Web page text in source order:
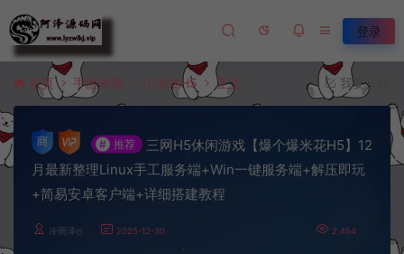
登录
首页 手游资源 小游戏H5 正文 我要投稿
# 推荐
三网H5休闲游戏【爆个爆米花H5】12
月最新整理Linux手工服务端+Win一键服务端+解压即玩
+简易安卓客户端+详细搭建教程
冷雨泽ღ 2025-12-30 2,454